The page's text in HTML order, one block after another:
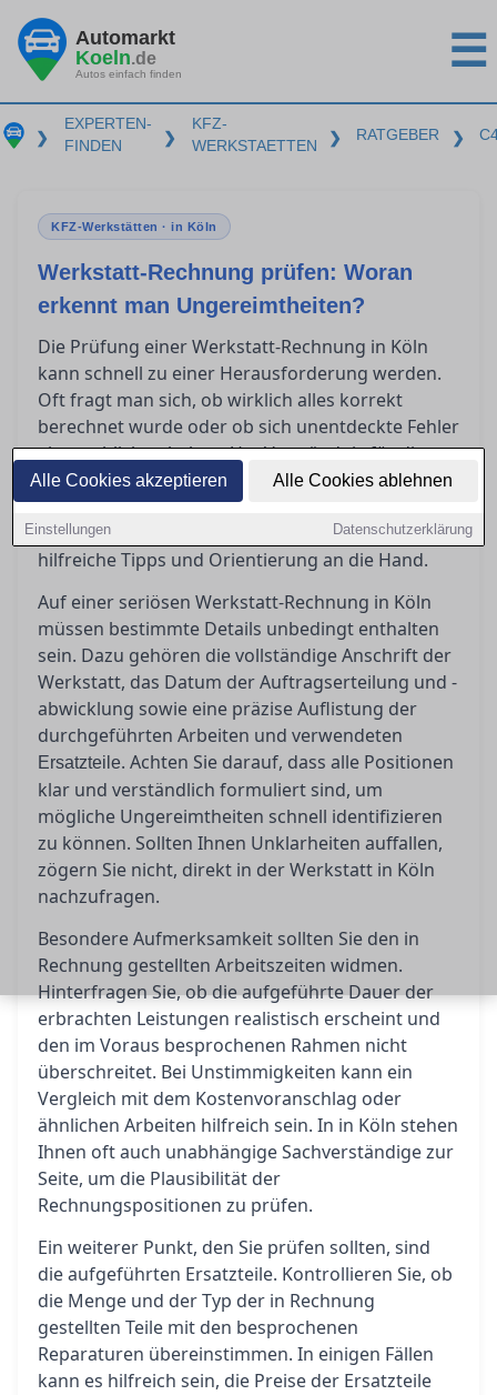
Alle Cookies akzeptieren Alle Cookies ablehnen
Einstellungen Datenschutzerklärung
Automarkt
Koeln.de
Autos einfach finden ☰
❯
EXPERTEN-
FINDEN
❯
KFZ-
WERKSTAETTEN
❯ RATGEBER ❯
KFZ-Werkstätten · in Köln
Werkstatt-Rechnung prüfen: Woran
erkennt man Ungereimtheiten?
Die Prüfung einer Werkstatt-Rechnung in Köln
kann schnell zu einer Herausforderung werden.
Oft fragt man sich, ob wirklich alles korrekt
berechnet wurde oder ob sich unentdeckte Fehler
eingeschlichen haben. Um Verständnis für die
wesentlichen Bestandteile einer seriösen
Rechnung zu schaffen und potenzielle
Ungereimtheiten zu erkennen, geben wir Ihnen
hilfreiche Tipps und Orientierung an die Hand.
Auf einer seriösen Werkstatt-Rechnung in Köln
müssen bestimmte Details unbedingt enthalten
sein. Dazu gehören die vollständige Anschrift der
Werkstatt, das Datum der Auftragserteilung und -
abwicklung sowie eine präzise Auflistung der
durchgeführten Arbeiten und verwendeten
Ersatzteile. Achten Sie darauf, dass alle Positionen
klar und verständlich formuliert sind, um
mögliche Ungereimtheiten schnell identifizieren
zu können. Sollten Ihnen Unklarheiten auffallen,
zögern Sie nicht, direkt in der Werkstatt in Köln
nachzufragen.
Besondere Aufmerksamkeit sollten Sie den in
Rechnung gestellten Arbeitszeiten widmen.
Hinterfragen Sie, ob die aufgeführte Dauer der
erbrachten Leistungen realistisch erscheint und
den im Voraus besprochenen Rahmen nicht
überschreitet. Bei Unstimmigkeiten kann ein
Vergleich mit dem Kostenvoranschlag oder
ähnlichen Arbeiten hilfreich sein. In in Köln stehen
Ihnen oft auch unabhängige Sachverständige zur
Seite, um die Plausibilität der
Rechnungspositionen zu prüfen.
Ein weiterer Punkt, den Sie prüfen sollten, sind
die aufgeführten Ersatzteile. Kontrollieren Sie, ob
die Menge und der Typ der in Rechnung
gestellten Teile mit den besprochenen
Reparaturen übereinstimmen. In einigen Fällen
kann es hilfreich sein, die Preise der Ersatzteile